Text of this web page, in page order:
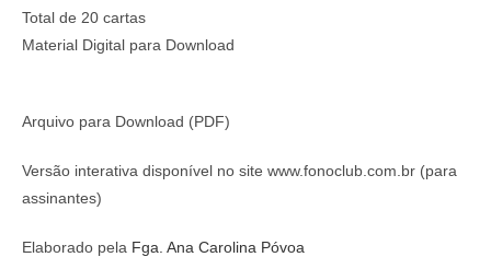
Total de 20 cartas
Material Digital para Download
Arquivo para Download (PDF)
Versão interativa disponível no site www.fonoclub.com.br (para
assinantes)
Elaborado pela Fga. Ana Carolina Póvoa